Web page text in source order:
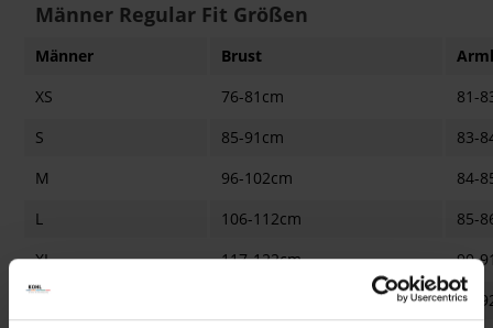
Männer Regular Fit Größen
Männer Brust
XS
76-81cm
81-
S
85-91cm
83-
M
96-102cm
84-
L
106-112cm
85-
XL
117-122cm
90-
2XL
91-